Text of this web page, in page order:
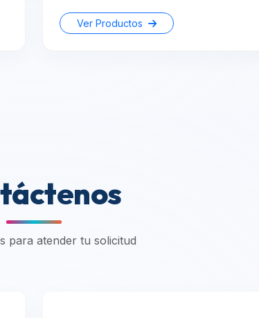
Ver Productos
para atender tu solicitud